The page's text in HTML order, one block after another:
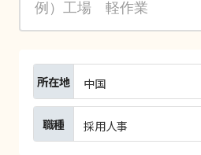
所在地 中国
職種 採用人事